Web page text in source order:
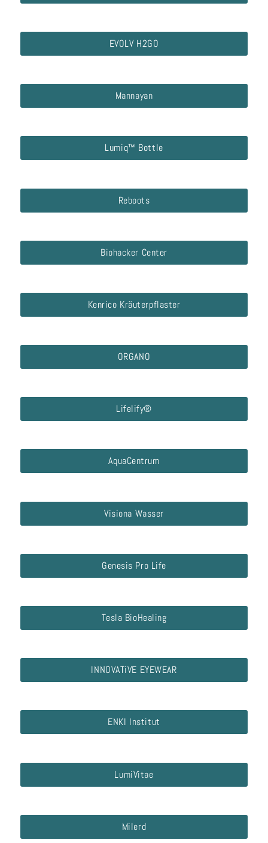
EVOLV H2GO
Mannayan
Lumiq™ Bottle
Reboots
Biohacker Center
Kenrico Kräuterpflaster
ORGANO
Lifelify®
AquaCentrum
Visiona Wasser
Genesis Pro Life
Tesla BioHealing
INNOVATiVE EYEWEAR
ENKI Institut
LumiVitae
Milerd